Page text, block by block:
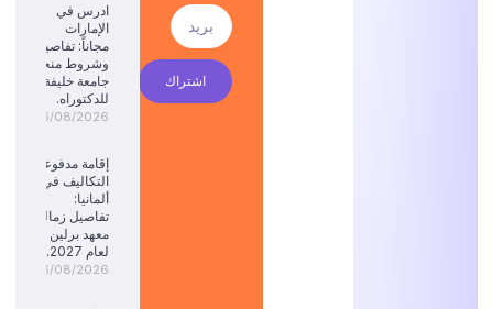
اشتراك
ادرس في
الإمارات
مجاناً: تفاصيل
وشروط منحة
جامعة خليفة
للدكتوراه.
06/08/2026
إقامة مدفوعة
التكاليف في
ألمانيا:
تفاصيل زمالة
معهد برلين
لعام 2027.
06/08/2026